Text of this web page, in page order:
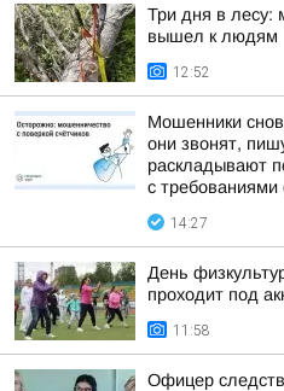
Три дня в лесу:
вышел к людям
12:52
Мошенники
они звонят,
раскладывают
с требованиями
14:27
День
проходит под
11:58
Офицер